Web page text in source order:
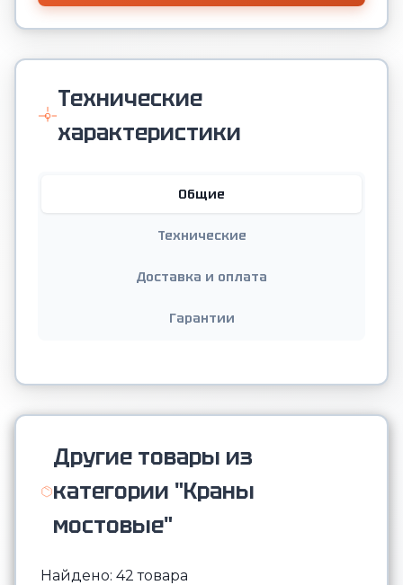
Технические
характеристики
Общие
Технические
Доставка и оплата
Гарантии
Другие товары из
категории "Краны
мостовые"
Найдено: 42 товара